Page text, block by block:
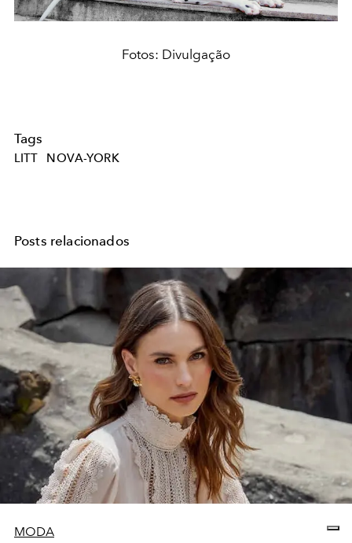
Fotos: Divulgação
Tags
LITT NOVA-YORK
Posts relacionados
MODA